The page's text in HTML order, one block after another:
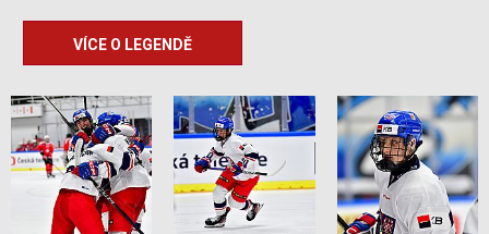
VÍCE O LEGENDĚ